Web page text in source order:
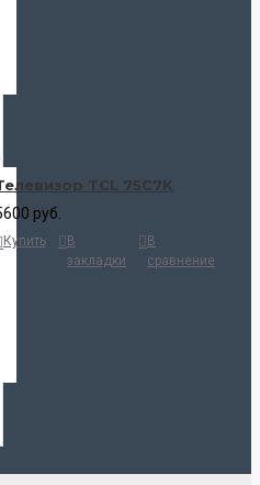
TCL 75C7K
руб.
Купить
В
закладки
В
сравнение